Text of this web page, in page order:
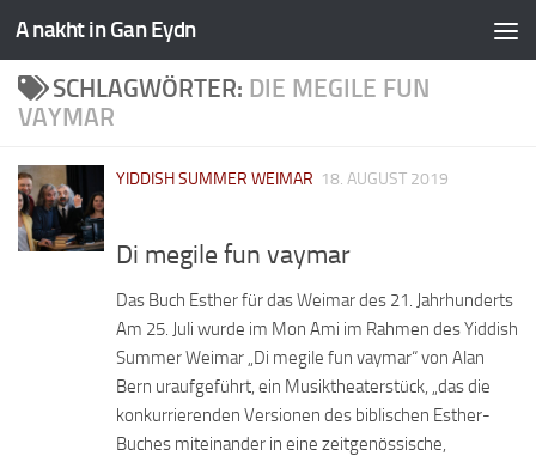
A nakht in Gan Eydn
SCHLAGWÖRTER: DIE MEGILE FUN
VAYMAR
YIDDISH SUMMER WEIMAR 18. AUGUST 2019
Di megile fun vaymar
Das Buch Esther für das Weimar des 21. Jahrhunderts
Am 25. Juli wurde im Mon Ami im Rahmen des Yiddish
Summer Weimar „Di megile fun vaymar“ von Alan
Bern uraufgeführt, ein Musiktheaterstück, „das die
konkurrierenden Versionen des biblischen Esther-
Buches miteinander in eine zeitgenössische,